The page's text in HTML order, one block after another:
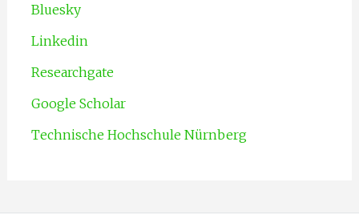
Bluesky
Linkedin
Researchgate
Google Scholar
Technische Hochschule Nürnberg